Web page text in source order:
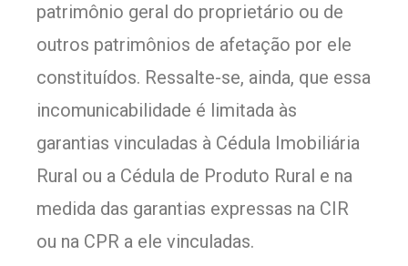
patrimônio geral do proprietário ou de
outros patrimônios de afetação por ele
constituídos. Ressalte-se, ainda, que essa
incomunicabilidade é limitada às
garantias vinculadas à Cédula Imobiliária
Rural ou a Cédula de Produto Rural e na
medida das garantias expressas na CIR
ou na CPR a ele vinculadas.